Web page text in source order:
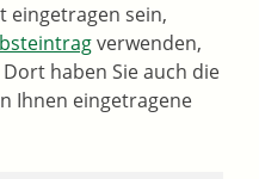
eingetragen sein,
verwenden,
haben Sie auch die
Ihnen eingetragene